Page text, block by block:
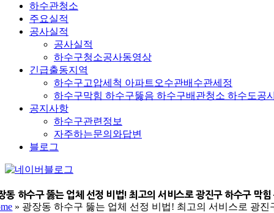
하수관청소
주요실적
공사실적
공사실적
하수구청소공사동영상
긴급출동지역
하수구고압세척 아파트오수관배수관세정
하수구막힘 하수구뚫음 하수구배관청소 하수도공
공지사항
하수구관련정보
자주하는문의와답변
블로그
네
버
블
동 하수구 뚫는 업체 선정 비법! 최고의 서비스로 광진구 하수구 막힘
» 광장동 하수구 뚫는 업체 선정 비법! 최고의 서비스로 광진